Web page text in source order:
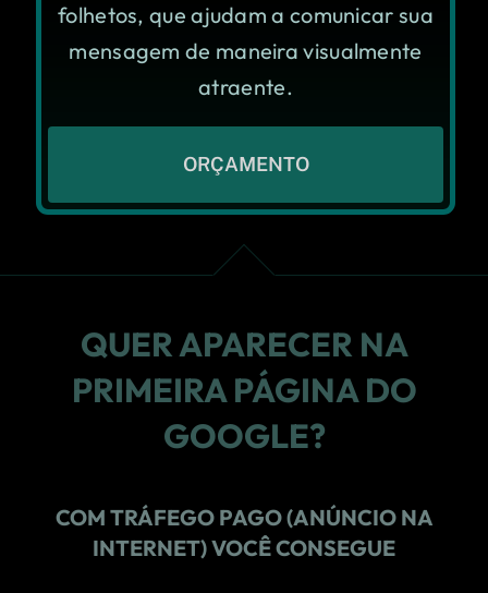
folhetos, que ajudam a comunicar sua
mensagem de maneira visualmente
atraente.
ORÇAMENTO
QUER APARECER NA
PRIMEIRA PÁGINA DO
GOOGLE?
COM TRÁFEGO PAGO (ANÚNCIO NA
INTERNET) VOCÊ CONSEGUE